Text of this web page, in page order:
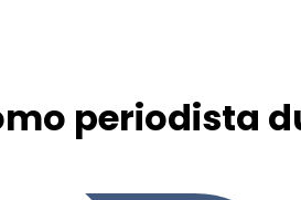
periodista